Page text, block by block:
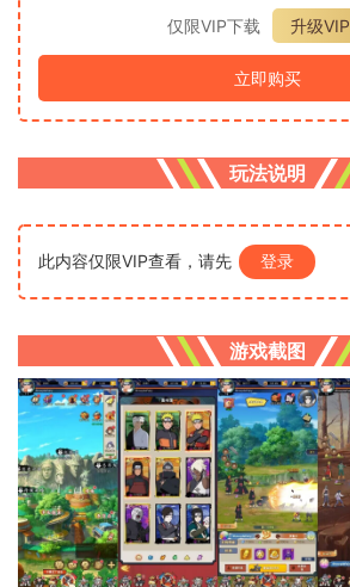
仅限VIP下载
升级VIP
立即购买
玩法说明
此内容仅限VIP查看，请先 登录
游戏截图